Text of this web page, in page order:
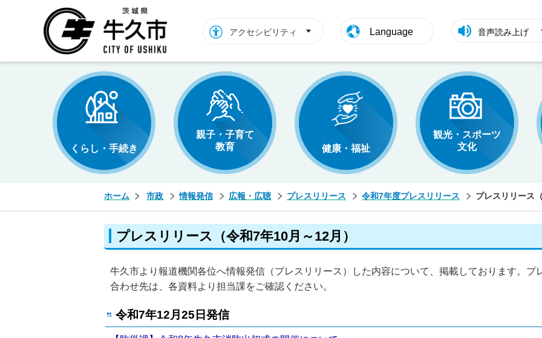
アクセシビリティ Language 音声読み上げ
くらし・手続き
親子・子育て
教育
健康・福祉
観光・スポーツ
文化
ホーム 市政 情報発信 広報・広聴 プレスリリース 令和7年度プレスリリース プレスリリース
プレスリリース（令和7年10月～12月）
牛久市より報道機関各位へ情報発信（プレスリリース）した内容について、掲載しております。プ
合わせ先は、各資料より担当課をご確認ください。
令和7年12月25日発信